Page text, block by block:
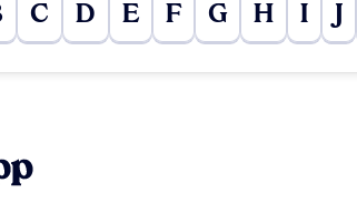
C D E F G H I